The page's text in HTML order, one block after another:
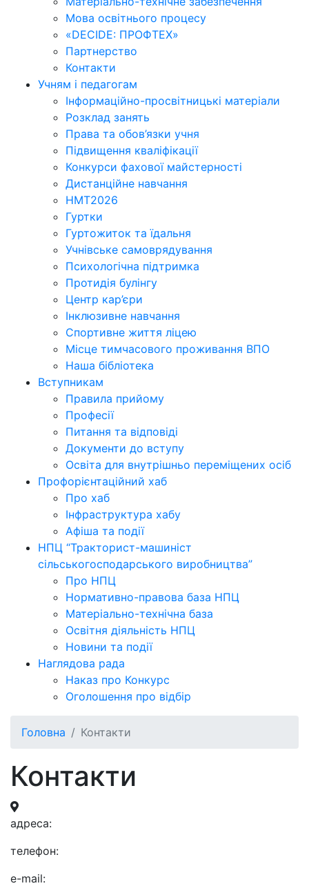
Мова освітнього процесу
«DECIDE: ПРОФТЕХ»
Партнерство
Контакти
Учням і педагогам
Інформаційно-просвітницькі матеріали
Розклад занять
Права та обов’язки учня
Підвищення кваліфікації
Конкурси фахової майстерності
Дистанційне навчання
НМТ2026
Гуртки
Гуртожиток та їдальня
Учнівське самоврядування
Психологічна підтримка
Протидія булінгу
Центр кар’єри
Інклюзивне навчання
Спортивне життя ліцею
Місце тимчасового проживання ВПО
Наша бібліотека
Вступникам
Правила прийому
Професії
Питання та відповіді
Документи до вступу
Освіта для внутрішньо переміщених осіб
Профорієнтаційний хаб
Про хаб
Інфраструктура хабу
Афіша та події
НПЦ “Тракторист-машиніст
сільськогосподарського виробництва”
Про НПЦ
Нормативно-правова база НПЦ
Матеріально-технічна база
Освітня діяльність НПЦ
Новини та події
Наглядова рада
Наказ про Конкурс
Оголошення про відбір
Головна Контакти
Контакти
aдресa:
телефон:
e-mail: